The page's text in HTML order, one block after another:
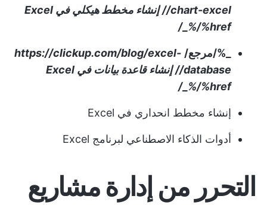
chart-excel//
إنشاء مخطط هيكلي في Excel
_ %/%href/
_%/مرجع/ https://clickup.com/blog/excel-
database//
إنشاء قاعدة بيانات في Excel
_ %/%href/
إنشاء مخطط انحداري في Excel
أدوات الذكاء الاصطناعي لبرنامج Excel
التحرر من إدارة مشاريع